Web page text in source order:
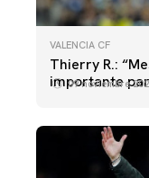
VALENCIA CF
Thierry R.:
importante
09 noviembre